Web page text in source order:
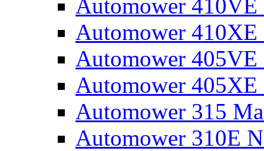
Automower 410VE
Automower 410XE
Automower 405VE
Automower 405XE
Automower 315
Automower 310E